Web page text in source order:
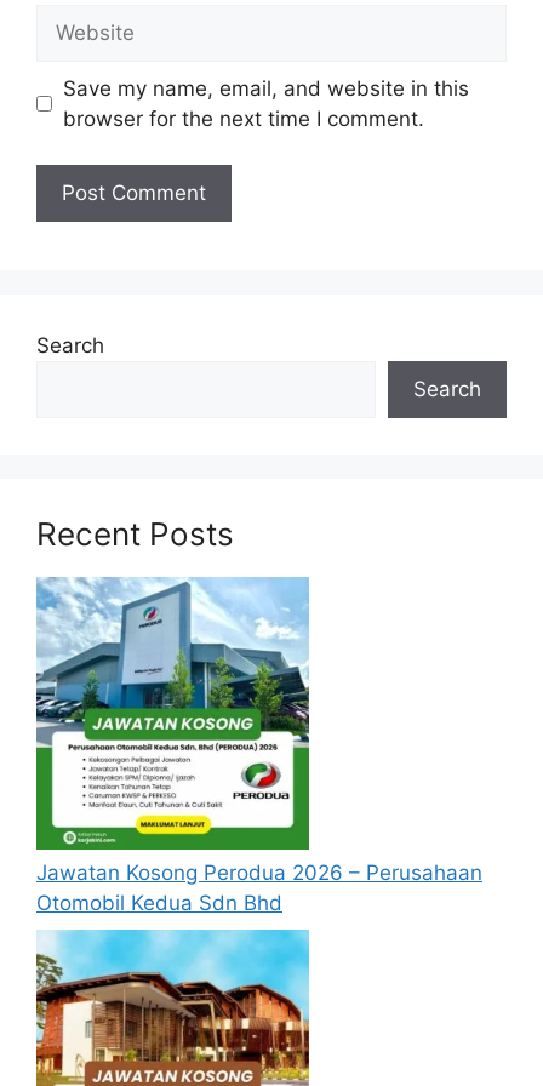
Jawatan Ditawarkan Sime
Darby Property
Assistant, Bussines Centre (Reception)
Technician, Facilities Maintainance
Executive, Property Development
Assistant Manager, Tax
Executive, Sales
Head, Land & Master Planning
Manager, Finance (Account Payable)
Assistant Manager, Operational
Execellence
Assitant Manager, Media Management &
Optimization
Assistant Manager (Treasury Operation)
Manager, Media Management &
Optimization
Manager, Corporate Assurance
Salesforce Developer
General Manager, Finance
Jawatan Popular :
Save my name, email, and website in this
browser for the next time I comment.
Search
Search
Recent Posts
Jawatan Kosong Perodua 2026 – Perusahaan
Otomobil Kedua Sdn Bhd